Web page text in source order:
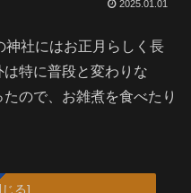
2025.01.01
神社にはお正月らしく長
特に普段と変わりな
ので、お雑煮を食べたり